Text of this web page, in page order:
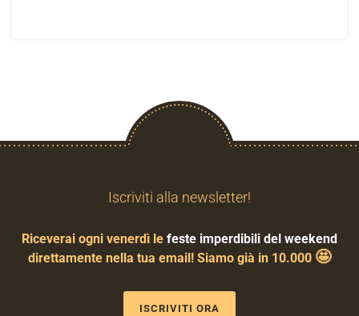
Iscriviti alla newsletter!
Riceverai ogni venerdì le feste imperdibili del weekend
direttamente nella tua email! Siamo già in 10.000 🤩
ISCRIVITI ORA